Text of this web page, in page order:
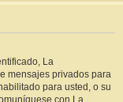
La
mensajes privados para
para usted, o su
con La